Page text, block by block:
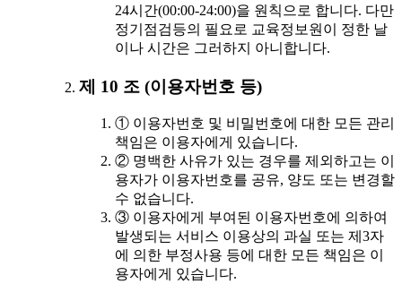
24시간(00:00-24:00)을 원칙으로 합니다. 다만
정기점검등의 필요로 교육정보원이 정한 날
이나 시간은 그러하지 아니합니다.
제 10 조 (이용자번호 등)
① 이용자번호 및 비밀번호에 대한 모든 관리
책임은 이용자에게 있습니다.
② 명백한 사유가 있는 경우를 제외하고는 이
용자가 이용자번호를 공유, 양도 또는 변경할
수 없습니다.
③ 이용자에게 부여된 이용자번호에 의하여
발생되는 서비스 이용상의 과실 또는 제3자
에 의한 부정사용 등에 대한 모든 책임은 이
용자에게 있습니다.